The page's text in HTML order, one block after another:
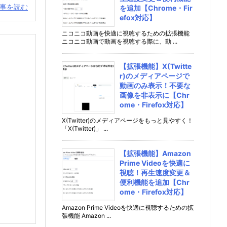
を読む
を追加【Chrome・Fir
efox対応】
ニコニコ動画を快適に視聴するための拡張機能
ニコニコ動画で動画を視聴する際に、動 ...
【拡張機能】X(Twitte
r)のメディアページで
動画のみ表示！不要な
画像を非表示に【Chr
ome・Firefox対応】
X(Twitter)のメディアページをもっと見やすく！
「X(Twitter)」 ...
【拡張機能】Amazon
Prime Videoを快適に
視聴！再生速度変更＆
便利機能を追加【Chr
ome・Firefox対応】
Amazon Prime Videoを快適に視聴するための拡
張機能 Amazon ...